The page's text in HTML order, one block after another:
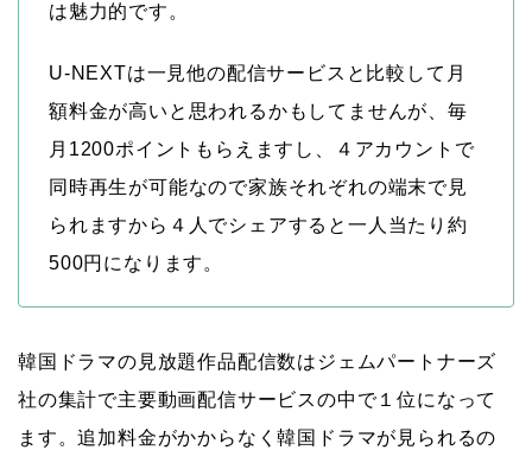
は魅力的です。
U-NEXTは一見他の配信サービスと比較して月
額料金が高いと思われるかもしてませんが、毎
月1200ポイントもらえますし、４アカウントで
同時再生が可能なので家族それぞれの端末で見
られますから４人でシェアすると一人当たり約
500円になります。
韓国ドラマの見放題作品配信数はジェムパートナーズ
社の集計で主要動画配信サービスの中で１位になって
ます。追加料金がかからなく韓国ドラマが見られるの